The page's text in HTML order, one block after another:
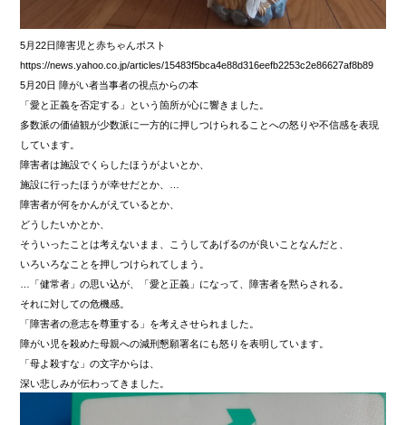
5月22日障害児と赤ちゃんポスト
https://news.yahoo.co.jp/articles/15483f5bca4e88d316eefb2253c2e86627af8b89
5月20日 障がい者当事者の視点からの本
「愛と正義を否定する」という箇所が心に響きました。
多数派の価値観が少数派に一方的に押しつけられることへの怒りや不信感を表現
しています。
障害者は施設でくらしたほうがよいとか、
施設に行ったほうが幸せだとか、…
障害者が何をかんがえているとか、
どうしたいかとか、
そういったことは考えないまま、こうしてあげるのが良いことなんだと、
いろいろなことを押しつけられてしまう。
…「健常者」の思い込が、「愛と正義」になって、障害者を黙らされる。
それに対しての危機感。
「障害者の意志を尊重する」を考えさせられました。
障がい児を殺めた母親への減刑懇願署名にも怒りを表明しています。
「母よ殺すな」の文字からは、
深い悲しみが伝わってきました。